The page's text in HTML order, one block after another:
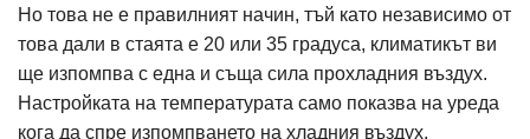
Но това не е правилният начин, тъй като независимо от
това дали в стаята е 20 или 35 градуса, климатикът ви
ще изпомпва с една и съща сила прохладния въздух.
Настройката на температурата само показва на уреда
кога да спре изпомпването на хладния въздух.